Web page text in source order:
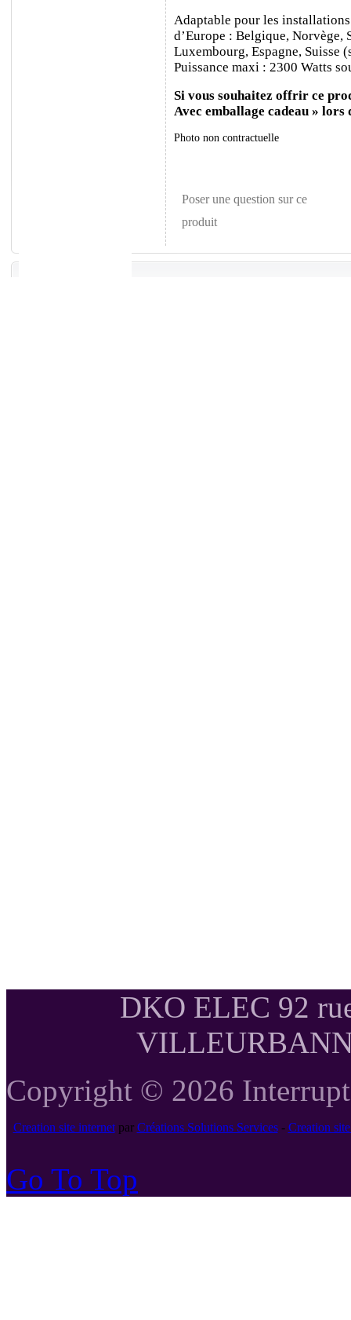
Adaptable pour les
d’Europe : Belgique, Norvège,
Luxembourg, Espagne, Suisse
Puissance maxi : 2300 Watts
Si vous souhaitez offrir ce
Avec emballage cadeau » lors
Photo non contractuelle
Poser une question sur ce
produit
DKO ELEC 92
Copyright © 2026
Creation site internetpar Créations Solutions Services- Creation
Go To Top